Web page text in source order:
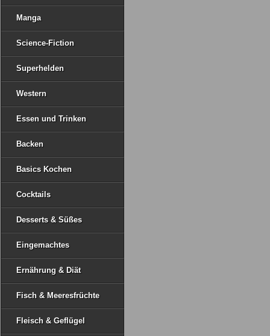
Manga
Science-Fiction
Superhelden
Western
Essen und Trinken
Backen
Basics Kochen
Cocktails
Desserts & Süßes
Eingemachtes
Ernährung & Diät
Fisch & Meeresfrüchte
Fleisch & Geflügel